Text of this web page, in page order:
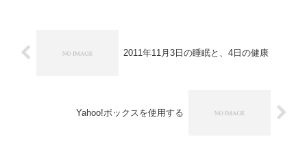
2011年11月3日の睡眠と、4日の健康
Yahoo!ボックスを使用する